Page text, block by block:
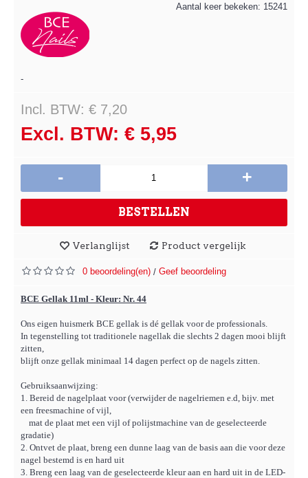
Aantal keer bekeken: 15241
-
Incl. BTW: € 7,20
Excl. BTW: € 5,95
- +
BESTELLEN
Verlanglijst Product vergelijk
0 beoordeling(en) / Geef beoordeling
BCE Gellak 11ml - Kleur: Nr. 44
Ons eigen huismerk BCE gellak is dé gellak voor de professionals.
In tegenstelling tot traditionele nagellak die slechts 2 dagen mooi blijft
zitten,
blijft onze gellak minimaal 14 dagen perfect op de nagels zitten.
Gebruiksaanwijzing:
1. Bereid de nagelplaat voor (verwijder de nagelriemen e.d, bijv. met
een freesmachine of vijl,
mat de plaat met een vijl of polijstmachine van de geselecteerde
gradatie)
2. Ontvet de plaat, breng een dunne laag van de basis aan die voor deze
nagel bestemd is en hard uit
3. Breng een laag van de geselecteerde kleur aan en hard uit in de LED-